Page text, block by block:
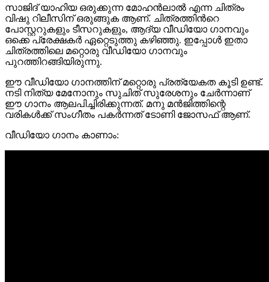
സാജിദ് യാഹിയ ഒരുക്കുന്ന മോഹൻലാൽ എന്ന ചിത്രം
വിഷു റിലീസിന് ഒരുങ്ങുക ആണ്. ചിത്രത്തിന്‍റെ
പോസ്റ്ററുകളും ടീസറുകളും, ആദ്യ വീഡിയോ ഗാനവും
ഒക്കെ പ്രേക്ഷകർ ഏറ്റെടുത്തു കഴിഞ്ഞു. ഇപ്പോൾ ഇതാ
ചിത്രത്തിലെ മറ്റൊരു വീഡിയോ ഗാനവും
പുറത്തിറങ്ങിയിരുന്നു.
ഈ വീഡിയോ ഗാനത്തിന് മറ്റൊരു പ്രത്യേകത കൂടി ഉണ്ട്.
നടി നിത്യ മേനോനും സുചിത് സുരേശനും ചേർന്നാണ്
ഈ ഗാനം ആലപിച്ചിരിക്കുന്നത്. മനു മൻജിത്തിന്റെ
വരികൾക്ക് സംഗീതം പകർന്നത് ടോണി ജോസഫ് ആണ്.
വീഡിയോ ഗാനം കാണാം: